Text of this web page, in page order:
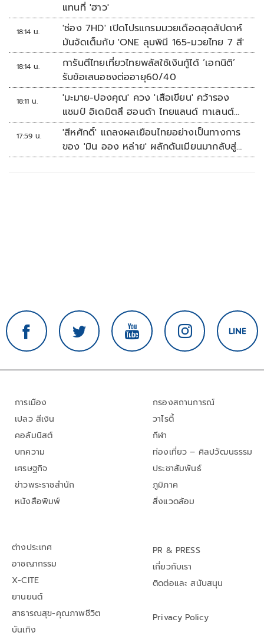
แทนที่ 'ฮาว'
18:14 น.
'ช่อง 7HD' เปิดโปรแกรมมวยเดือดสุดสัปดาห์
มันจัดเต็มกับ 'ONE ลุมพินี 165-มวยไทย 7 สี'
18:14 น.
การันตีไทยเที่ยวไทยพลัสใช้เงินกู้ได้ ‘เอกนิติ’
รับข้อเสนอชงต่ออายุ60/40
18:11 น.
'มะมาย-ปองคุณ' ควง 'เสือเขียน' คว้ารอง
แชมป์ อิเดมิตสึ ฮอนด้า ไทยแลนด์ ทาเลนต์
คัพ สนาม 3
17:59 น.
'สีหศักดิ์' แถลงผลเยือนไทยอย่างเป็นทางการ
ของ 'มิน ออง หล่าย' ผลักดันเมียนมากลับสู่
อาเซียน
การเมือง
เปลว สีเงิน
คอลัมนิสต์
บทความ
เศรษฐกิจ
ข่าวพระราชสำนัก
หนังสือพิมพ์
กรองสถานการณ์
วาไรตี้
กีฬา
ท่องเที่ยว – ศิลปวัฒนธรรม
ประชาสัมพันธ์
ภูมิภาค
สิ่งแวดล้อม
ต่างประเทศ
อาชญากรรม
X-CITE
ยานยนต์
สาธารณสุข-คุณภาพชีวิต
บันเทิง
PR & PRESS
เกี่ยวกับเรา
ติดต่อและ สนับสนุน
Privacy Policy